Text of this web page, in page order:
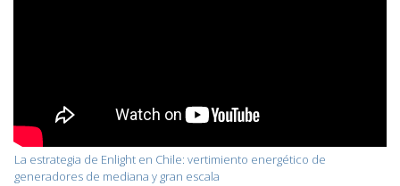
La estrategia de Enlight en Chile: vertimiento energético de
generadores de mediana y gran escala